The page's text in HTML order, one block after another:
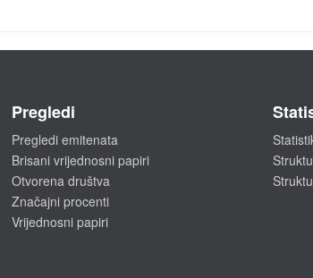
Pregledi
Pregledi emitenata
Brisani vrijednosni papiri
Otvorena društva
Značajni procenti
Vrijednosni papiri